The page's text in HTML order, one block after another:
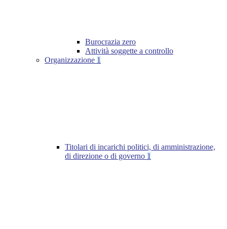
Burocrazia zero
Attività soggette a controllo
Organizzazione 1
Titolari di incarichi politici, di amministrazione,
di direzione o di governo 1